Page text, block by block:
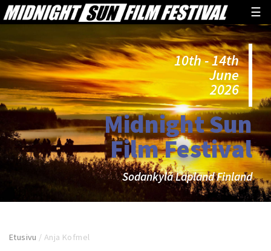
☰
10th - 14th
June
2026
Midnight Sun
Film Festival
Sodankylä Lapland Finland
Etusivu /Anja Kofmel